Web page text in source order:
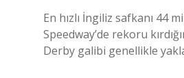
En hızlı İngiliz safkanı 44
Speedway’de rekoru
Derby galibi genellikle